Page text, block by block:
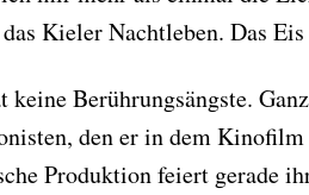
Kieler Nachtleben. Das
Berührungsängste.
den er in dem
Produktion feiert gerade